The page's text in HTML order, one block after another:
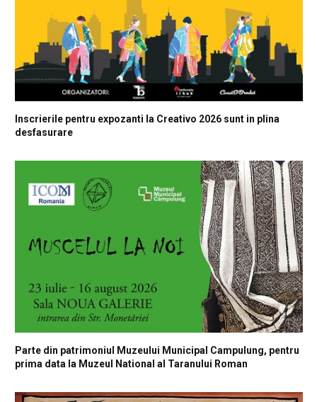
Inscrierile pentru expozanti la Creativo 2026 sunt in plina
desfasurare
Parte din patrimoniul Muzeului Municipal Campulung, pentru
prima data la Muzeul National al Taranului Roman